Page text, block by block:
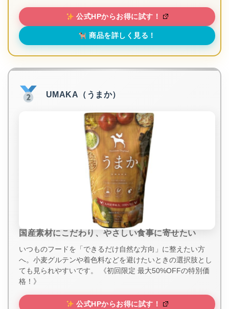
公式HPからお得に試す！
商品を詳しく見る！
UMAKA（うまか）
国産素材にこだわり、やさしい食事に寄せたい
いつものフードを「できるだけ自然な方向」に整えたい方
へ。小麦グルテンや着色料などを避けたいときの選択肢とし
ても見られやすいです。 《初回限定 最大50%OFFの特別価
格！》
公式HPからお得に試す！